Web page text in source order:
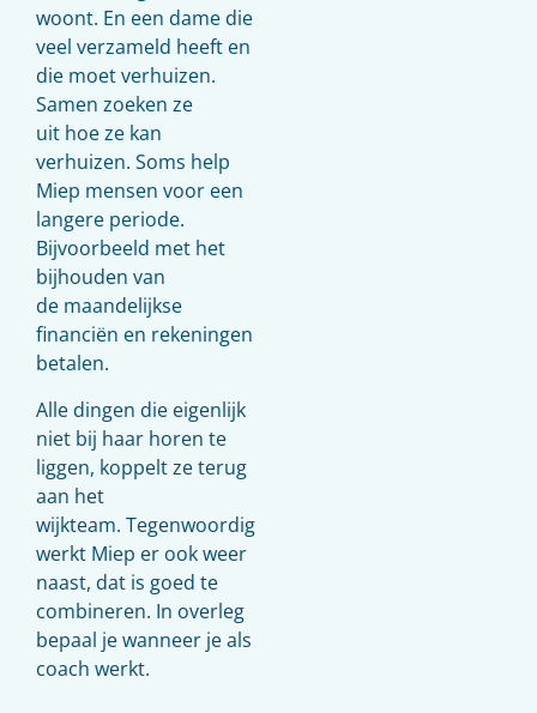
woont. En een dame die
veel verzameld heeft en
die moet verhuizen.
Samen zoeken ze
uit hoe ze kan
verhuizen. Soms help
Miep mensen voor een
langere periode.
Bijvoorbeeld met het
bijhouden van
de maandelijkse
financiën en rekeningen
betalen.
Alle dingen die eigenlijk
niet bij haar horen te
liggen, koppelt ze terug
aan het
wijkteam. Tegenwoordig
werkt Miep er ook weer
naast, dat is goed te
combineren. In overleg
bepaal je wanneer je als
coach werkt.